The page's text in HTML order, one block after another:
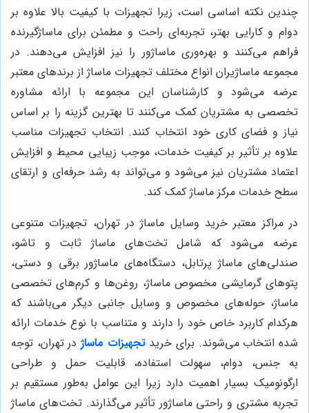
چندین نکته اساسی است، زیرا تجهیزات با کیفیت بالا علاوه بر
دوام و کارایی بهتر، تجربه‌ای راحت و مطمئن برای ماساژگیرنده
فراهم می‌کنند و بهره‌وری ماساژور را نیز افزایش می‌دهند. در
مجموعه ماساژیران انواع مختلف تجهیزات ماساژ از برندهای معتبر
عرضه می‌شود و کارشناسان این مجموعه با ارائه مشاوره
تخصصی به مشتریان کمک می‌کنند تا بهترین گزینه را بر اساس
نیاز و فضای کاری خود انتخاب کنند. انتخاب تجهیزات مناسب
علاوه بر تأثیر بر کیفیت خدمات، موجب زیبایی محیط و افزایش
اعتماد مشتریان نیز می‌شود و می‌تواند به رشد حرفه‌ای و ارتقای
سطح خدمات مرکز ماساژ کمک کند.
در مراکز معتبر خرید وسایل ماساژ در تهران، تجهیزات متنوعی
عرضه می‌شود که شامل تخت‌های ماساژ ثابت و تاشو،
صندلی‌های ماساژ پرتابل، دستگاه‌های ماساژور برقی و دستی،
پتوهای گرمایشی مخصوص ماساژ، روغن‌ها و کرم‌های تخصصی
ماساژ، حوله‌های مخصوص و وسایل جانبی دیگر می‌باشند که
هرکدام کاربرد خاص خود را دارند و متناسب با نوع خدمات ارائه
شده انتخاب می‌شوند. برای خرید تجهیزات ماساژ در تهران، توجه
به جنس، دوام، سهولت استفاده، قابلیت حمل و طراحی
ارگونومیک بسیار اهمیت دارد زیرا این عوامل به‌طور مستقیم بر
تجربه مشتری و راحتی ماساژور تأثیر می‌گذارند. تخت‌های ماساژ